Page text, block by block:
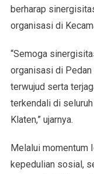
berharap
organisasi di
“Semoga
organisasi di
terwujud serta
terkendali di
Klaten,” ujarnya.
Melalui momentum
kepedulian sosial,